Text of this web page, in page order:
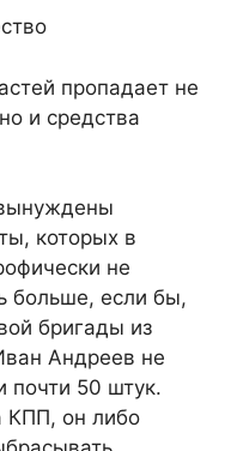
пропадает не
и средства
которых в
не
больше, если бы,
бригады из
Андреев не
почти 50 штук.
КПП, он либо